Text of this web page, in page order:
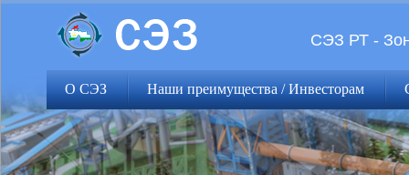
СЭЗ РТ -
О СЭЗ Наши преимущества / Инвесторам